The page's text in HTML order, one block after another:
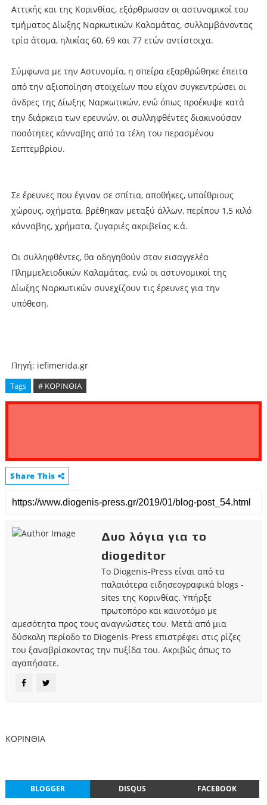
Αττικής και της Κορινθίας, εξάρθρωσαν οι αστυνομικοί του
τμήματος Δίωξης Ναρκωτικών Καλαμάτας, συλλαμβάνοντας
τρία άτομα, ηλικίας 60, 69 και 77 ετών αντίστοιχα.
Σύμφωνα με την Αστυνομία, η σπείρα εξαρθρώθηκε έπειτα
από την αξιοποίηση στοιχείων που είχαν συγκεντρώσει οι
άνδρες της Δίωξης Ναρκωτικών, ενώ όπως προέκυψε κατά
την διάρκεια των ερευνών, οι συλληφθέντες διακινούσαν
ποσότητες κάνναβης από τα τέλη του περασμένου
Σεπτεμβρίου.
Σε έρευνες που έγιναν σε σπίτια, αποθήκες, υπαίθριους
χώρους, οχήματα, βρέθηκαν μεταξύ άλλων, περίπου 1,5 κιλό
κάνναβης, χρήματα, ζυγαριές ακριβείας κ.ά.
Οι συλληφθέντες, θα οδηγηθούν στον εισαγγελέα
Πλημμελειοδικών Καλαμάτας, ενώ οι αστυνομικοί της
Δίωξης Ναρκωτικών συνεχίζουν τις έρευνες για την
υπόθεση.
Πηγή: iefimerida.gr
Tags # ΚΟΡΙΝΘΙΑ
Share This
Δυο λόγια για το
diogeditor
Το Diogenis-Press είναι από τα
παλαιότερα ειδησεογραφικά blogs -
sites της Κορινθίας. Υπήρξε
πρωτοπόρο και καινοτόμο με
αμεσότητα προς τους αναγνώστες του. Μετά από μια
δύσκολη περίοδο το Diogenis-Press επιστρέφει στις ρίζες
του ξαναβρίσκοντας την πυξίδα του. Ακριβώς όπως το
αγαπήσατε.
ΚΟΡΙΝΘΙΑ
BLOGGER DISQUS FACEBOOK